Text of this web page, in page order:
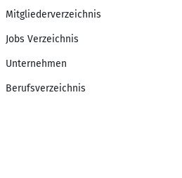
Mitgliederverzeichnis
Jobs Verzeichnis
Unternehmen
Berufsverzeichnis